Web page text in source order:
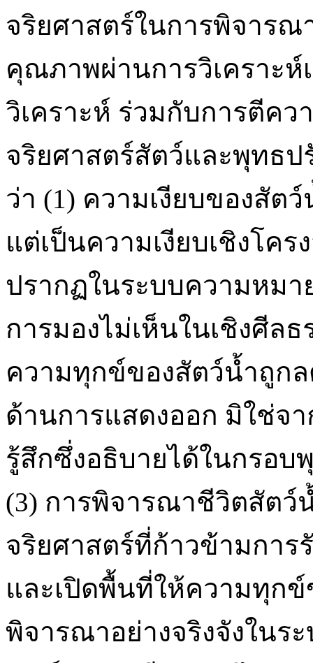
จริยศาสตร์ในการพิจารณ
คุณภาพผ่านการวิเคราะ
วิเคราะห์ ร่วมกับการตีคว
จริยศาสตร์สัตว์และพุทธป
ว่า (1) ความเงียบของสัต
แต่เป็นความเงียบเชิงโค
ปรากฏในระบบความหม
การมองไม่เห็นในเชิงศีล
ความทุกข์ของสัตว์น้ำถูก
ด้านการแสดงออก มิใช่จ
รู้สึกซึ่งอธิบายได้ในกรอ
(3) การพิจารณาชีวิตสัตว์
จริยศาสตร์ที่ก้าวข้ามกา
และเปิดพื้นที่ให้ความทุกข์
พิจารณาอย่างจริงจังในร